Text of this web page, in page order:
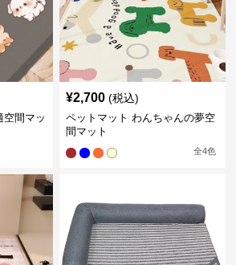
空間マッ
¥2,700 (税込)
ペットマット わんちゃんの夢空
間マット
全4色